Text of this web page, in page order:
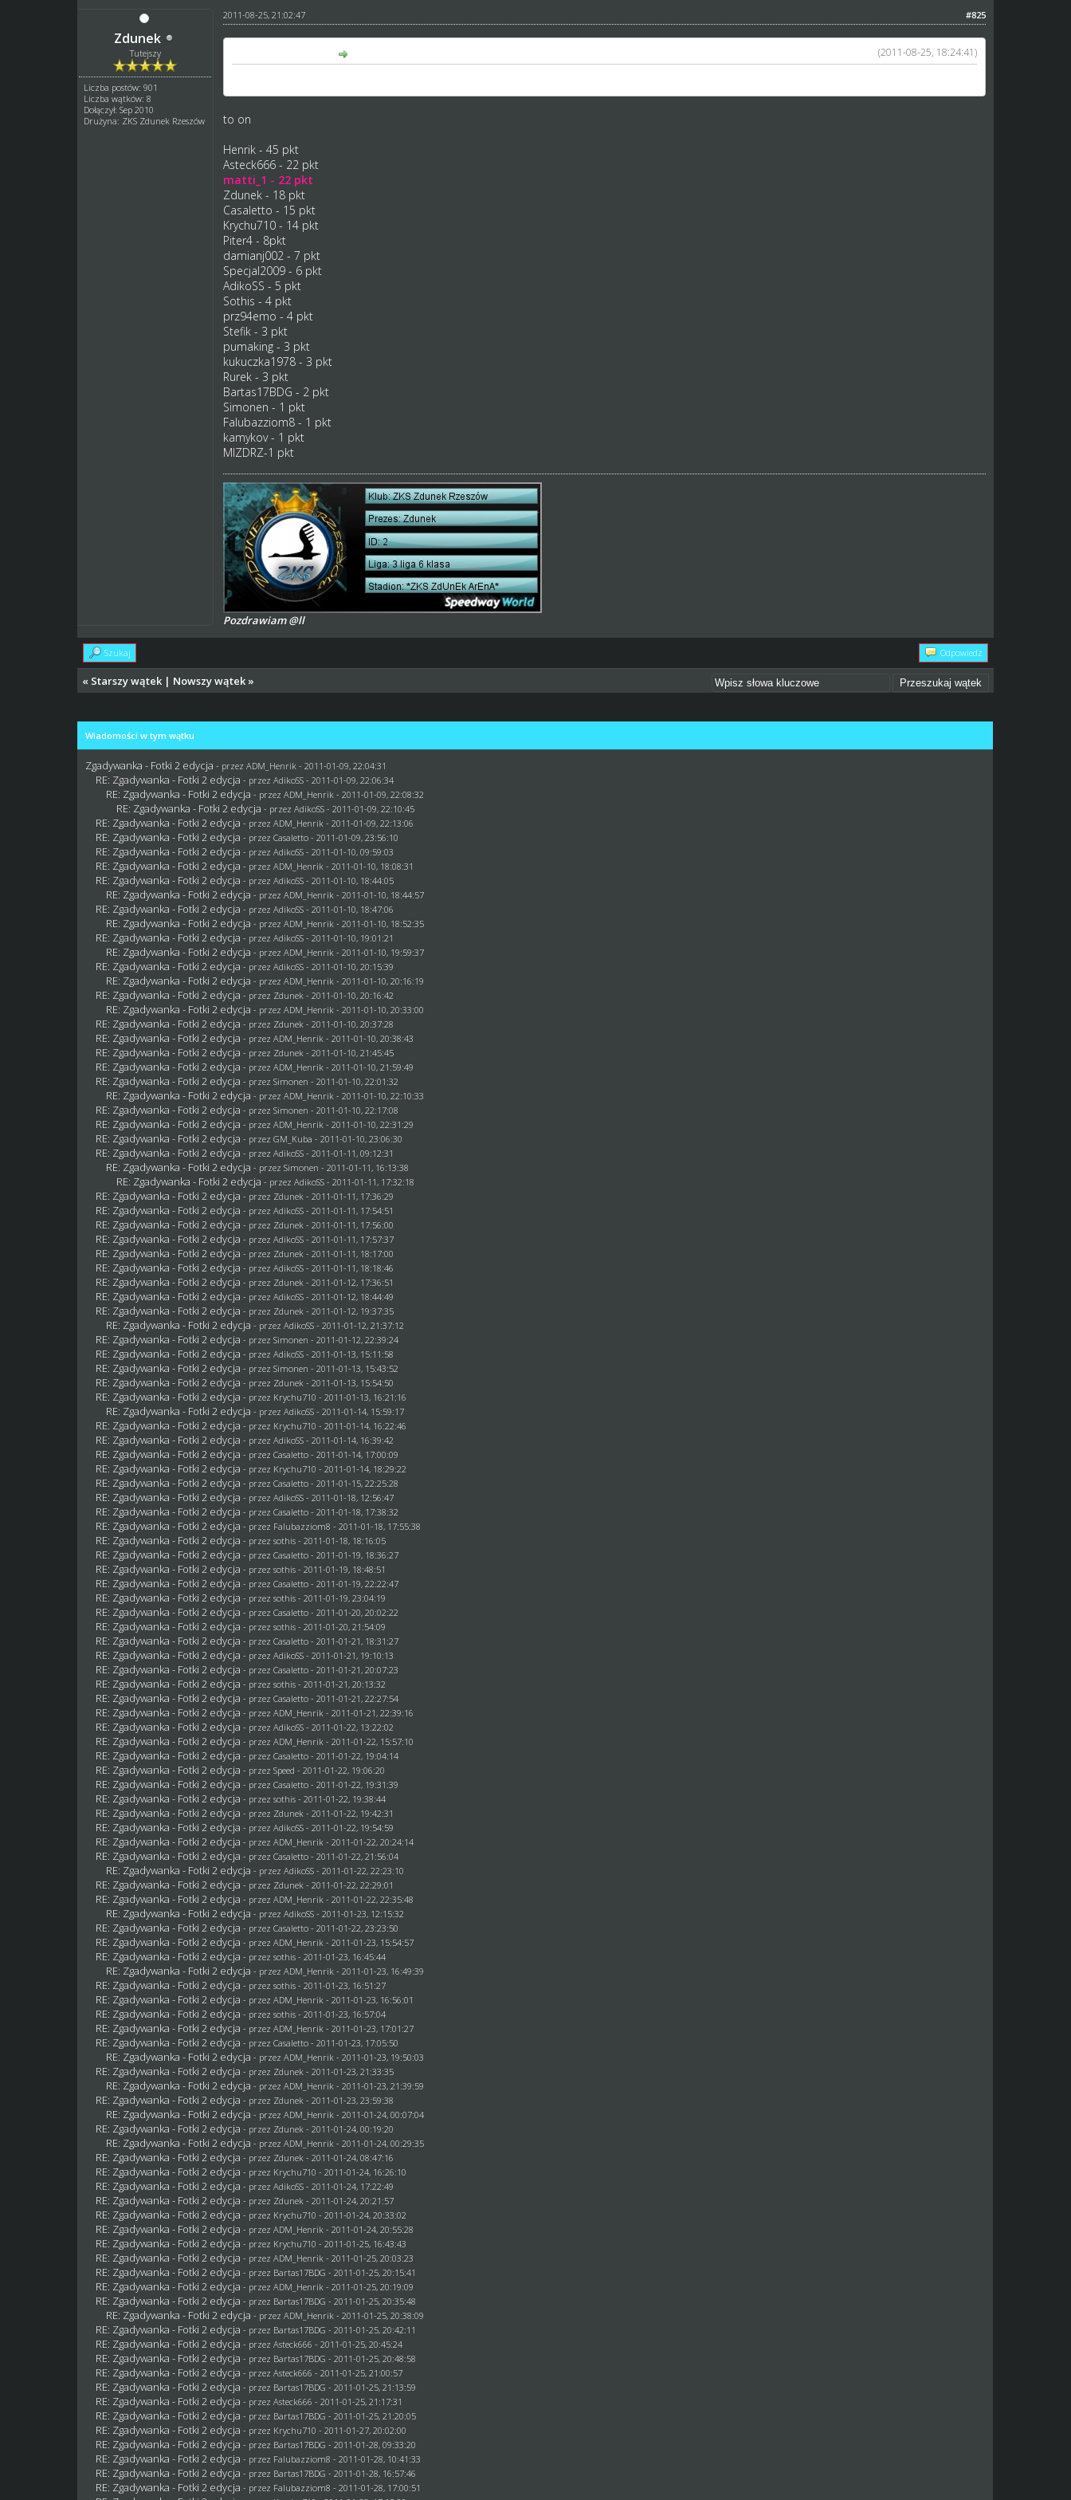
Zdunek
Tutejszy
Liczba postów: 901
Liczba wątków: 8
Dołączył: Sep 2010
Drużyna: ZKS Zdunek Rzeszów
#825
2011-08-25, 21:02:47
(2011-08-25, 18:24:41)
to on
Henrik - 45 pkt
Asteck666 - 22 pkt
matti_1 - 22 pkt
Zdunek - 18 pkt
Casaletto - 15 pkt
Krychu710 - 14 pkt
Piter4 - 8pkt
damianj002 - 7 pkt
Specjal2009 - 6 pkt
AdikoSS - 5 pkt
Sothis - 4 pkt
prz94emo - 4 pkt
Stefik - 3 pkt
pumaking - 3 pkt
kukuczka1978 - 3 pkt
Rurek - 3 pkt
Bartas17BDG - 2 pkt
Simonen - 1 pkt
Falubazziom8 - 1 pkt
kamykov - 1 pkt
MIZDRZ-1 pkt
Pozdrawiam @ll
Szukaj Odpowiedz
« Starszy wątek | Nowszy wątek »
Wiadomości w tym wątku
Zgadywanka - Fotki 2 edycja - przezADM_Henrik - 2011-01-09, 22:04:31
RE: Zgadywanka - Fotki 2 edycja - przez AdikoSS - 2011-01-09, 22:06:34
RE: Zgadywanka - Fotki 2 edycja - przezADM_Henrik - 2011-01-09, 22:08:32
RE: Zgadywanka - Fotki 2 edycja - przez AdikoSS - 2011-01-09, 22:10:45
RE: Zgadywanka - Fotki 2 edycja - przezADM_Henrik - 2011-01-09, 22:13:06
RE: Zgadywanka - Fotki 2 edycja - przezCasaletto - 2011-01-09, 23:56:10
RE: Zgadywanka - Fotki 2 edycja - przez AdikoSS - 2011-01-10, 09:59:03
RE: Zgadywanka - Fotki 2 edycja - przezADM_Henrik - 2011-01-10, 18:08:31
RE: Zgadywanka - Fotki 2 edycja - przez AdikoSS - 2011-01-10, 18:44:05
RE: Zgadywanka - Fotki 2 edycja - przezADM_Henrik - 2011-01-10, 18:44:57
RE: Zgadywanka - Fotki 2 edycja - przez AdikoSS - 2011-01-10, 18:47:06
RE: Zgadywanka - Fotki 2 edycja - przezADM_Henrik - 2011-01-10, 18:52:35
RE: Zgadywanka - Fotki 2 edycja - przez AdikoSS - 2011-01-10, 19:01:21
RE: Zgadywanka - Fotki 2 edycja - przezADM_Henrik - 2011-01-10, 19:59:37
RE: Zgadywanka - Fotki 2 edycja - przez AdikoSS - 2011-01-10, 20:15:39
RE: Zgadywanka - Fotki 2 edycja - przezADM_Henrik - 2011-01-10, 20:16:19
RE: Zgadywanka - Fotki 2 edycja - przez Zdunek - 2011-01-10, 20:16:42
RE: Zgadywanka - Fotki 2 edycja - przezADM_Henrik - 2011-01-10, 20:33:00
RE: Zgadywanka - Fotki 2 edycja - przez Zdunek - 2011-01-10, 20:37:28
RE: Zgadywanka - Fotki 2 edycja - przezADM_Henrik - 2011-01-10, 20:38:43
RE: Zgadywanka - Fotki 2 edycja - przez Zdunek - 2011-01-10, 21:45:45
RE: Zgadywanka - Fotki 2 edycja - przezADM_Henrik - 2011-01-10, 21:59:49
RE: Zgadywanka - Fotki 2 edycja - przezSimonen - 2011-01-10, 22:01:32
RE: Zgadywanka - Fotki 2 edycja - przezADM_Henrik - 2011-01-10, 22:10:33
RE: Zgadywanka - Fotki 2 edycja - przezSimonen - 2011-01-10, 22:17:08
RE: Zgadywanka - Fotki 2 edycja - przezADM_Henrik - 2011-01-10, 22:31:29
RE: Zgadywanka - Fotki 2 edycja - przezGM_Kuba - 2011-01-10, 23:06:30
RE: Zgadywanka - Fotki 2 edycja - przez AdikoSS - 2011-01-11, 09:12:31
RE: Zgadywanka - Fotki 2 edycja - przezSimonen - 2011-01-11, 16:13:38
RE: Zgadywanka - Fotki 2 edycja - przez AdikoSS - 2011-01-11, 17:32:18
RE: Zgadywanka - Fotki 2 edycja - przez Zdunek - 2011-01-11, 17:36:29
RE: Zgadywanka - Fotki 2 edycja - przez AdikoSS - 2011-01-11, 17:54:51
RE: Zgadywanka - Fotki 2 edycja - przez Zdunek - 2011-01-11, 17:56:00
RE: Zgadywanka - Fotki 2 edycja - przez AdikoSS - 2011-01-11, 17:57:37
RE: Zgadywanka - Fotki 2 edycja - przez Zdunek - 2011-01-11, 18:17:00
RE: Zgadywanka - Fotki 2 edycja - przez AdikoSS - 2011-01-11, 18:18:46
RE: Zgadywanka - Fotki 2 edycja - przez Zdunek - 2011-01-12, 17:36:51
RE: Zgadywanka - Fotki 2 edycja - przez AdikoSS - 2011-01-12, 18:44:49
RE: Zgadywanka - Fotki 2 edycja - przez Zdunek - 2011-01-12, 19:37:35
RE: Zgadywanka - Fotki 2 edycja - przez AdikoSS - 2011-01-12, 21:37:12
RE: Zgadywanka - Fotki 2 edycja - przezSimonen - 2011-01-12, 22:39:24
RE: Zgadywanka - Fotki 2 edycja - przez AdikoSS - 2011-01-13, 15:11:58
RE: Zgadywanka - Fotki 2 edycja - przezSimonen - 2011-01-13, 15:43:52
RE: Zgadywanka - Fotki 2 edycja - przez Zdunek - 2011-01-13, 15:54:50
RE: Zgadywanka - Fotki 2 edycja - przez Krychu710 - 2011-01-13, 16:21:16
RE: Zgadywanka - Fotki 2 edycja - przez AdikoSS - 2011-01-14, 15:59:17
RE: Zgadywanka - Fotki 2 edycja - przez Krychu710 - 2011-01-14, 16:22:46
RE: Zgadywanka - Fotki 2 edycja - przez AdikoSS - 2011-01-14, 16:39:42
RE: Zgadywanka - Fotki 2 edycja - przezCasaletto - 2011-01-14, 17:00:09
RE: Zgadywanka - Fotki 2 edycja - przez Krychu710 - 2011-01-14, 18:29:22
RE: Zgadywanka - Fotki 2 edycja - przezCasaletto - 2011-01-15, 22:25:28
RE: Zgadywanka - Fotki 2 edycja - przez AdikoSS - 2011-01-18, 12:56:47
RE: Zgadywanka - Fotki 2 edycja - przezCasaletto - 2011-01-18, 17:38:32
RE: Zgadywanka - Fotki 2 edycja - przez Falubazziom8 - 2011-01-18, 17:55:38
RE: Zgadywanka - Fotki 2 edycja - przezsothis - 2011-01-18, 18:16:05
RE: Zgadywanka - Fotki 2 edycja - przezCasaletto - 2011-01-19, 18:36:27
RE: Zgadywanka - Fotki 2 edycja - przezsothis - 2011-01-19, 18:48:51
RE: Zgadywanka - Fotki 2 edycja - przezCasaletto - 2011-01-19, 22:22:47
RE: Zgadywanka - Fotki 2 edycja - przezsothis - 2011-01-19, 23:04:19
RE: Zgadywanka - Fotki 2 edycja - przezCasaletto - 2011-01-20, 20:02:22
RE: Zgadywanka - Fotki 2 edycja - przezsothis - 2011-01-20, 21:54:09
RE: Zgadywanka - Fotki 2 edycja - przezCasaletto - 2011-01-21, 18:31:27
RE: Zgadywanka - Fotki 2 edycja - przez AdikoSS - 2011-01-21, 19:10:13
RE: Zgadywanka - Fotki 2 edycja - przezCasaletto - 2011-01-21, 20:07:23
RE: Zgadywanka - Fotki 2 edycja - przezsothis - 2011-01-21, 20:13:32
RE: Zgadywanka - Fotki 2 edycja - przezCasaletto - 2011-01-21, 22:27:54
RE: Zgadywanka - Fotki 2 edycja - przezADM_Henrik - 2011-01-21, 22:39:16
RE: Zgadywanka - Fotki 2 edycja - przez AdikoSS - 2011-01-22, 13:22:02
RE: Zgadywanka - Fotki 2 edycja - przezADM_Henrik - 2011-01-22, 15:57:10
RE: Zgadywanka - Fotki 2 edycja - przezCasaletto - 2011-01-22, 19:04:14
RE: Zgadywanka - Fotki 2 edycja - przezSpeed - 2011-01-22, 19:06:20
RE: Zgadywanka - Fotki 2 edycja - przezCasaletto - 2011-01-22, 19:31:39
RE: Zgadywanka - Fotki 2 edycja - przezsothis - 2011-01-22, 19:38:44
RE: Zgadywanka - Fotki 2 edycja - przez Zdunek - 2011-01-22, 19:42:31
RE: Zgadywanka - Fotki 2 edycja - przez AdikoSS - 2011-01-22, 19:54:59
RE: Zgadywanka - Fotki 2 edycja - przezADM_Henrik - 2011-01-22, 20:24:14
RE: Zgadywanka - Fotki 2 edycja - przezCasaletto - 2011-01-22, 21:56:04
RE: Zgadywanka - Fotki 2 edycja - przez AdikoSS - 2011-01-22, 22:23:10
RE: Zgadywanka - Fotki 2 edycja - przez Zdunek - 2011-01-22, 22:29:01
RE: Zgadywanka - Fotki 2 edycja - przezADM_Henrik - 2011-01-22, 22:35:48
RE: Zgadywanka - Fotki 2 edycja - przez AdikoSS - 2011-01-23, 12:15:32
RE: Zgadywanka - Fotki 2 edycja - przezCasaletto - 2011-01-22, 23:23:50
RE: Zgadywanka - Fotki 2 edycja - przezADM_Henrik - 2011-01-23, 15:54:57
RE: Zgadywanka - Fotki 2 edycja - przezsothis - 2011-01-23, 16:45:44
RE: Zgadywanka - Fotki 2 edycja - przezADM_Henrik - 2011-01-23, 16:49:39
RE: Zgadywanka - Fotki 2 edycja - przezsothis - 2011-01-23, 16:51:27
RE: Zgadywanka - Fotki 2 edycja - przezADM_Henrik - 2011-01-23, 16:56:01
RE: Zgadywanka - Fotki 2 edycja - przezsothis - 2011-01-23, 16:57:04
RE: Zgadywanka - Fotki 2 edycja - przezADM_Henrik - 2011-01-23, 17:01:27
RE: Zgadywanka - Fotki 2 edycja - przezCasaletto - 2011-01-23, 17:05:50
RE: Zgadywanka - Fotki 2 edycja - przezADM_Henrik - 2011-01-23, 19:50:03
RE: Zgadywanka - Fotki 2 edycja - przez Zdunek - 2011-01-23, 21:33:35
RE: Zgadywanka - Fotki 2 edycja - przezADM_Henrik - 2011-01-23, 21:39:59
RE: Zgadywanka - Fotki 2 edycja - przez Zdunek - 2011-01-23, 23:59:38
RE: Zgadywanka - Fotki 2 edycja - przezADM_Henrik - 2011-01-24, 00:07:04
RE: Zgadywanka - Fotki 2 edycja - przez Zdunek - 2011-01-24, 00:19:20
RE: Zgadywanka - Fotki 2 edycja - przezADM_Henrik - 2011-01-24, 00:29:35
RE: Zgadywanka - Fotki 2 edycja - przez Zdunek - 2011-01-24, 08:47:16
RE: Zgadywanka - Fotki 2 edycja - przez Krychu710 - 2011-01-24, 16:26:10
RE: Zgadywanka - Fotki 2 edycja - przez AdikoSS - 2011-01-24, 17:22:49
RE: Zgadywanka - Fotki 2 edycja - przez Zdunek - 2011-01-24, 20:21:57
RE: Zgadywanka - Fotki 2 edycja - przez Krychu710 - 2011-01-24, 20:33:02
RE: Zgadywanka - Fotki 2 edycja - przezADM_Henrik - 2011-01-24, 20:55:28
RE: Zgadywanka - Fotki 2 edycja - przez Krychu710 - 2011-01-25, 16:43:43
RE: Zgadywanka - Fotki 2 edycja - przezADM_Henrik - 2011-01-25, 20:03:23
RE: Zgadywanka - Fotki 2 edycja - przez Bartas17BDG - 2011-01-25, 20:15:41
RE: Zgadywanka - Fotki 2 edycja - przezADM_Henrik - 2011-01-25, 20:19:09
RE: Zgadywanka - Fotki 2 edycja - przez Bartas17BDG - 2011-01-25, 20:35:48
RE: Zgadywanka - Fotki 2 edycja - przezADM_Henrik - 2011-01-25, 20:38:09
RE: Zgadywanka - Fotki 2 edycja - przez Bartas17BDG - 2011-01-25, 20:42:11
RE: Zgadywanka - Fotki 2 edycja - przez Asteck666 - 2011-01-25, 20:45:24
RE: Zgadywanka - Fotki 2 edycja - przez Bartas17BDG - 2011-01-25, 20:48:58
RE: Zgadywanka - Fotki 2 edycja - przez Asteck666 - 2011-01-25, 21:00:57
RE: Zgadywanka - Fotki 2 edycja - przez Bartas17BDG - 2011-01-25, 21:13:59
RE: Zgadywanka - Fotki 2 edycja - przez Asteck666 - 2011-01-25, 21:17:31
RE: Zgadywanka - Fotki 2 edycja - przez Bartas17BDG - 2011-01-25, 21:20:05
RE: Zgadywanka - Fotki 2 edycja - przez Krychu710 - 2011-01-27, 20:02:00
RE: Zgadywanka - Fotki 2 edycja - przez Bartas17BDG - 2011-01-28, 09:33:20
RE: Zgadywanka - Fotki 2 edycja - przez Falubazziom8 - 2011-01-28, 10:41:33
RE: Zgadywanka - Fotki 2 edycja - przez Bartas17BDG - 2011-01-28, 16:57:46
RE: Zgadywanka - Fotki 2 edycja - przez Falubazziom8 - 2011-01-28, 17:00:51